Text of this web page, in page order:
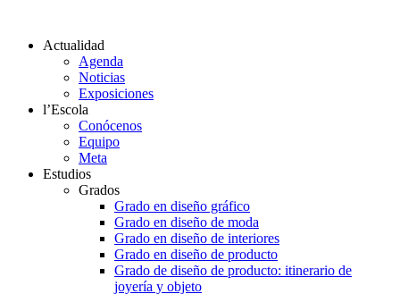
Actualidad
Agenda
Noticias
Exposiciones
l’Escola
Conócenos
Equipo
Meta
Estudios
Grados
Grado en diseño gráfico
Grado en diseño de moda
Grado en diseño de interiores
Grado en diseño de producto
Grado de diseño de producto: itinerario de
joyería y objeto